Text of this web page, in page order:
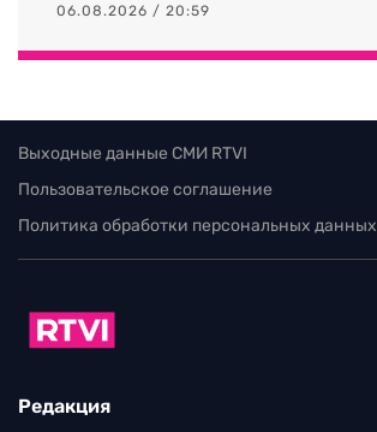
06.08.2026 / 20:59
Выходные данные СМИ RTVI
Пользовательское соглашение
Политика обработки персональных данных
Редакция